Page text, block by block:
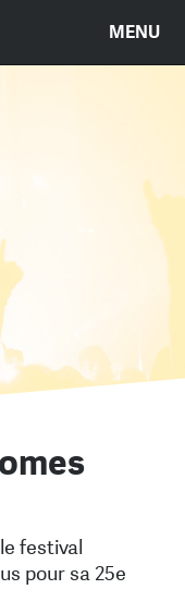
MENU
festival
pour sa 25e